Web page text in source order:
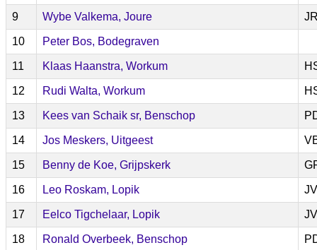
9 Wybe Valkema, Joure
10 Peter Bos, Bodegraven
11 Klaas Haanstra, Workum
12 Rudi Walta, Workum
13 Kees van Schaik sr, Benschop
14 Jos Meskers, Uitgeest
15 Benny de Koe, Grijpskerk
16 Leo Roskam, Lopik JV
17 Eelco Tigchelaar, Lopik JV
18 Ronald Overbeek, Benschop